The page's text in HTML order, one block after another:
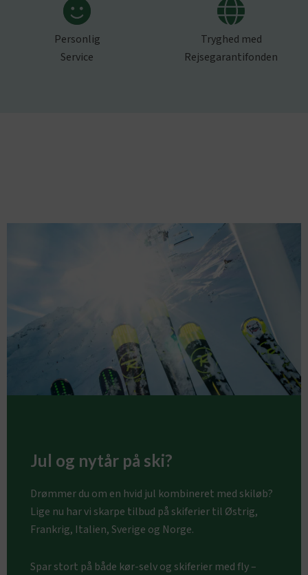
Personlig
Service
Tryghed med
Rejsegarantifonden
Jul og nytår på ski?
Drømmer du om en hvid jul kombineret med skiløb?
Lige nu har vi skarpe tilbud på skiferier til Østrig,
Frankrig, Italien, Sverige og Norge.
Spar stort på både kør-selv og skiferier med fly –